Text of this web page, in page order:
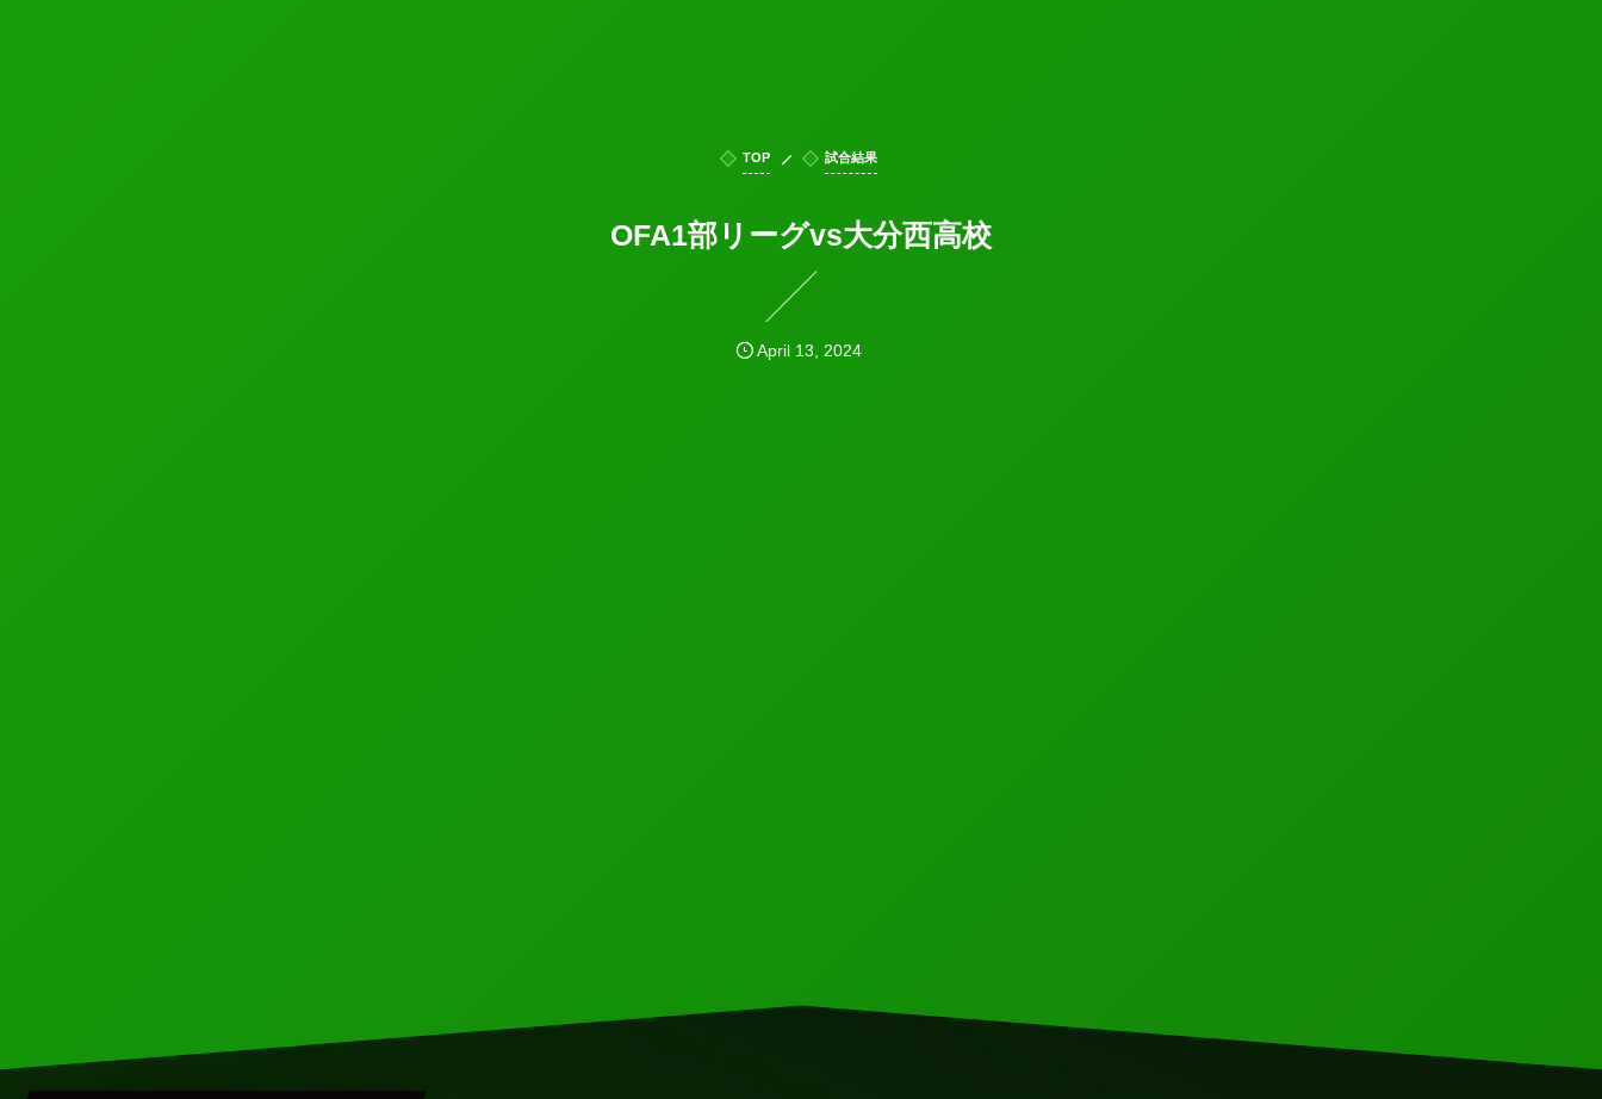
TOP 試合結果
OFA1部リーグvs大分西高校
April 13,2024